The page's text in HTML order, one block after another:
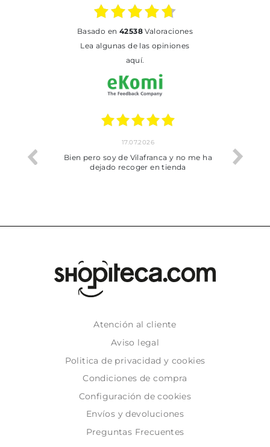
basado en 42538Valoraciones
Lea algunas de las opiniones
aquí.
trobat
17.07.2026
Bien pero soy de Vilafranca y no me ha
dejado recoger en tienda
Atención al cliente
Aviso legal
Politica de privacidad y cookies
Condiciones de compra
Configuración de cookies
Envíos y devoluciones
Preguntas Frecuentes